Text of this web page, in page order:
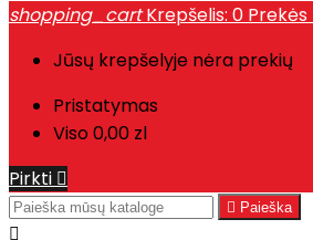
shopping_cart Krepšelis: 0
Jūsų krepšelyje nėra prekių
Pristatymas
Viso0,00 zl
Pirkti 
 Paieška
